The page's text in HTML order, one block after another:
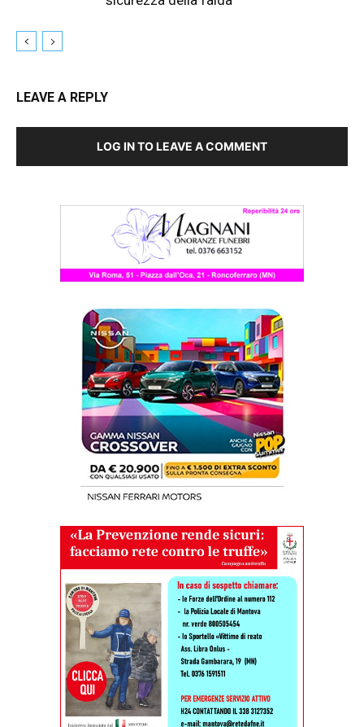
LEAVE A REPLY
LOG IN TO LEAVE A COMMENT